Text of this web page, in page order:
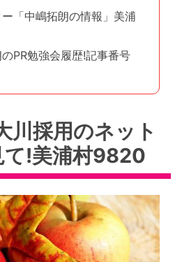
「中嶋拓朗の情報」美浦
PR勉強会履歴!記事番号
川採用のネット
て!美浦村9820